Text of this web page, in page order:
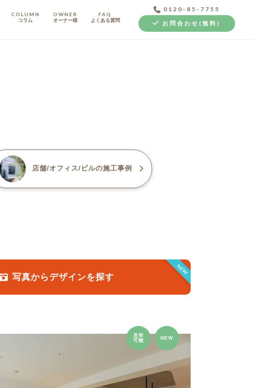
COLUMN
コラム
OWNER
オーナー様
FAQ
よくある質問
0120-85-7755
お問合わせ(無料)
店舗/オフィス/ビルの施工事例
NEW
写真からデザインを探す
見学
可能
NEW